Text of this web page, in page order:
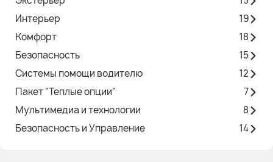
Интерьер
19
Комфорт
18
Безопасность
15
Системы помощи водителю
12
Пакет "Теплые опции"
7
Мультимедиа и технологии
8
Безопасность и Управление
14